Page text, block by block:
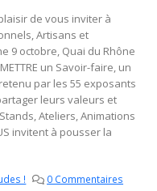
de vous inviter à
Artisans et
9 octobre, Quai du Rhône
un Savoir-faire, un
par les 55 exposants
leurs valeurs et
Ateliers, Animations
invitent à pousser la
! 0 Commentaires